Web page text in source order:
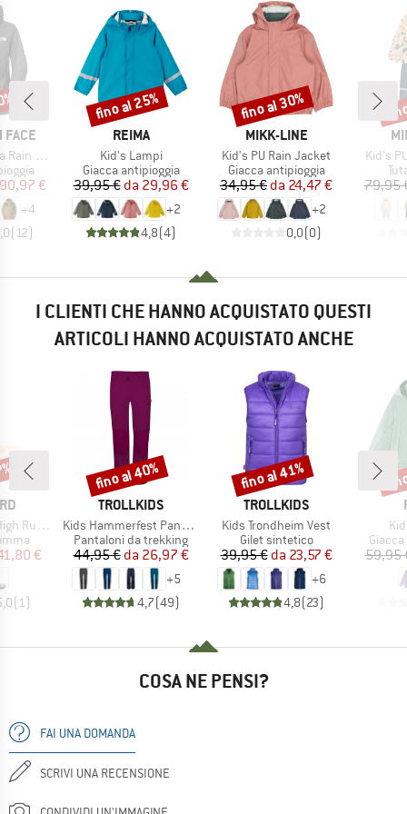
FACE
Jacket
ridotto
90,97 €
+4
(12)
MARCHIO
REIMA
Articolo
Kid's Lampi
Gruppo di prodotti
Giacca antipioggia
Prezzo
39,95 € Prezzo ridotto
da 29,96 €
+2
4,8(4)
Sconto
fino al 25%
MARCHIO
MIKK-LINE
Articolo
Kid's PU Rain Jacket
Gruppo di prodotti
Giacca antipioggia
Prezzo
34,95 € Prezzo ridotto
da 24,47 €
+2
0,0(0)
Sconto
fino al 30%
Articolo
Kid's
79,95
I CLIENTI CHE HANNO ACQUISTATO QUESTI
ARTICOLI HANNO ACQUISTATO ANCHE
Rubber
ridotto
€
(1)
MARCHIO
TROLLKIDS
Articolo
Kids Hammerfest Pants Pro
Gruppo di prodotti
Pantaloni da trekking
Prezzo
44,95 € Prezzo ridotto
da 26,97 €
+5
4,7(49)
Sconto
fino al 40%
MARCHIO
TROLLKIDS
Articolo
Kids Trondheim Vest
Gruppo di prodotti
Gilet sintetico
Prezzo
39,95 € Prezzo ridotto
da 23,57 €
+6
4,8(23)
Sconto
fino al 41%
59,95
COSA NE PENSI?
FAI UNA DOMANDA
SCRIVI UNA RECENSIONE